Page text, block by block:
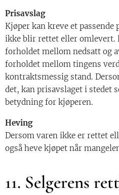
Prisavslag
Kjøper kan kreve et passende
ikke blir rettet eller omlevert.
forholdet mellom nedsatt og
forholdet mellom tingens
kontraktsmessig stand.
det, kan prisavslaget i stedet
betydning for kjøperen.
Heving
Dersom varen ikke er rettet
også heve kjøpet når
11. Selgerens